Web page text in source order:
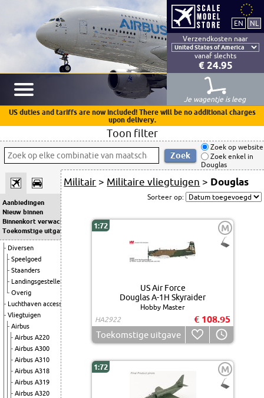
Verzendkosten naar
vanaf slechts
€ 24.95
Je wagentje is leeg
US duties and tariffs are now included! There will be no additional charges
upon delivery.
Toon filter
Zoek op website
Zoek enkel in
Douglas
Aanbiedingen
Nieuw binnen
Binnenkort verwacht
Toekomstige uitgaven
Diversen
Speelgoed
Staanders
Landingsgestellen
Overig
Luchthaven accessoires
Vliegtuigen
Airbus
Airbus A220
Airbus A300
Airbus A310
Airbus A318
Airbus A319
Airbus A320
Militair > Militaire vliegtuigen > Douglas
Sorteer op:
1:72 M
US Air Force
Douglas A-1H Skyraider
Hobby Master
HA2922
€ 108.95
Toekomstige uitgave
1:72 M